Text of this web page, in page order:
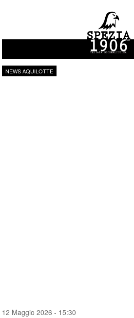
Vai al contenuto
NEWS AQUILOTTE
12 Maggio 2026 - 15:30